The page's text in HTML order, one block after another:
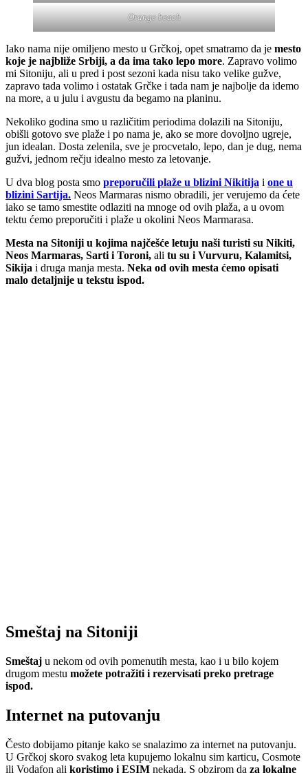
Orange beach
Iako nama nije omiljeno mesto u Grčkoj, opet smatramo da je mesto
koje je najbliže Srbiji, a da ima tako lepo more. Zapravo volimo
mi Sitoniju, ali u pred i post sezoni kada nisu tako velike gužve,
zapravo tada volimo i ostatak Grčke i tada nam je najbolje da idemo
na more, a u julu i avgustu da begamo na planinu.
Nekoliko godina smo u različitim periodima dolazili na Sitoniju,
obišli gotovo sve plaže i po nama je, ako se more dovoljno ugreje,
jun idealan. Dosta zelenila, sve je procvetalo, lepo, dan je dug, nema
gužvi, jednom rečju idealno mesto za letovanje.
U dva blog posta smo preporučili plaže u blizini Nikitija i one u
blizini Sartija. Neos Marmaras nismo obradili, jer verujemo da ćete
iako se tamo smestite odlaziti na mnoge od ovih plaža, a u ovom
tektu ćemo preporučiti i plaže u okolini Neos Marmarasa.
Mesta na Sitoniji u kojima najčešće letuju naši turisti su Nikiti,
Neos Marmaras, Sarti i Toroni, ali tu su i Vurvuru, Kalamitsi,
Sikija i druga manja mesta. Neka od ovih mesta ćemo opisati
malo detaljnije u tekstu ispod.
Smeštaj na Sitoniji
Smeštaj u nekom od ovih pomenutih mesta, kao i u bilo kojem
drugom mestu možete potražiti i rezervisati preko pretrage
ispod.
Internet na putovanju
Često dobijamo pitanje kako se snalazimo za internet na putovanju.
U Grčkoj skoro svakog leta kupujemo lokalnu sim karticu, Cosmote
ili Vodafon ali koristimo i ESIM nekada. S obzirom da za lokalne